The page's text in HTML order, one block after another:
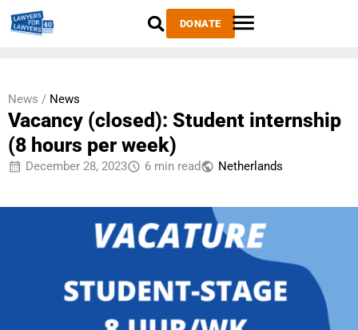
DONATE
News / News
Vacancy (closed): Student internship
(8 hours per week)
December 28, 2023 6 min read Netherlands